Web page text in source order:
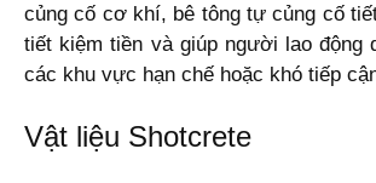
củng cố cơ khí, bê tông tự củng cố
tiết kiệm tiền và giúp người lao động
các khu vực hạn chế hoặc khó tiếp
Vật liệu Shotcrete